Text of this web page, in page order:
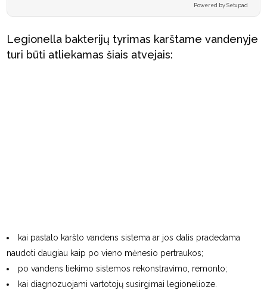
Powered by Setupad
Legionella bakterijų tyrimas karštame vandenyje
turi būti atliekamas šiais atvejais:
kai pastato karšto vandens sistema ar jos dalis pradedama
naudoti daugiau kaip po vieno mėnesio pertraukos;
po vandens tiekimo sistemos rekonstravimo, remonto;
kai diagnozuojami vartotojų susirgimai legionelioze.